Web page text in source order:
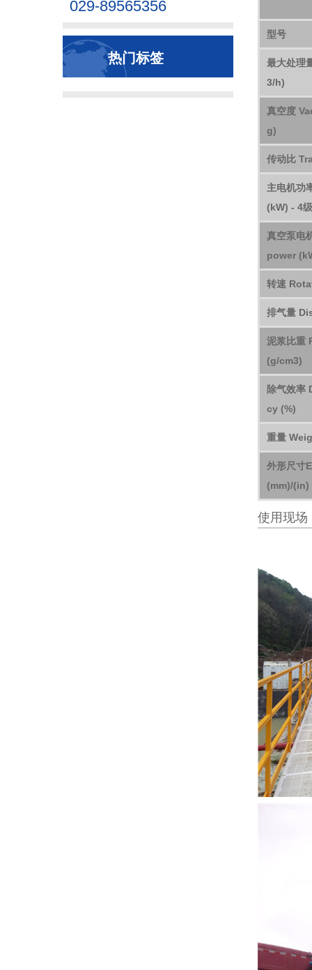
029-89565356
热门标签
型号
最大处理
3/h)
真空度
g)
传动比
主电机功
(kW) - 4级
真空泵电
power
转速
排气量
泥浆比重
(g/cm3)
除气效
cy (%)
重量
外形尺寸
(mm)/(in)
使用现场